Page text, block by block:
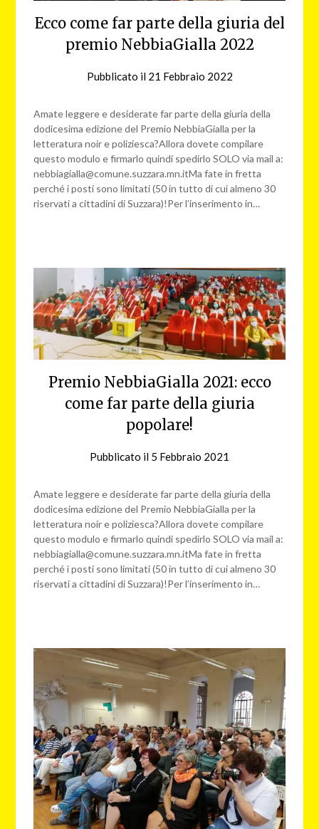
Ecco come far parte della giuria del
premio NebbiaGialla 2022
Pubblicato il 21 Febbraio 2022
Amate leggere e desiderate far parte della giuria della
dodicesima edizione del Premio NebbiaGialla per la
letteratura noir e poliziesca?Allora dovete compilare
questo modulo e firmarlo quindi spedirlo SOLO via mail a:
nebbiagialla@comune.suzzara.mn.itMa fate in fretta
perché i posti sono limitati (50 in tutto di cui almeno 30
riservati a cittadini di Suzzara)!Per l’inserimento in…
Premio NebbiaGialla 2021: ecco
come far parte della giuria
popolare!
Pubblicato il 5 Febbraio 2021
Amate leggere e desiderate far parte della giuria della
dodicesima edizione del Premio NebbiaGialla per la
letteratura noir e poliziesca?Allora dovete compilare
questo modulo e firmarlo quindi spedirlo SOLO via mail a:
nebbiagialla@comune.suzzara.mn.itMa fate in fretta
perché i posti sono limitati (50 in tutto di cui almeno 30
riservati a cittadini di Suzzara)!Per l’inserimento in…